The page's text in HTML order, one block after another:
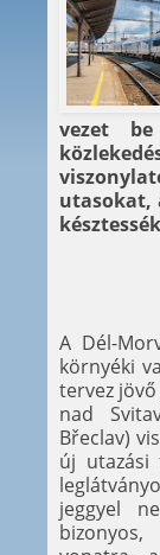
vezet be
utasokat,
A Dél-
környéki
tervez
nad
Břeclav)
új utazási
jeggyel